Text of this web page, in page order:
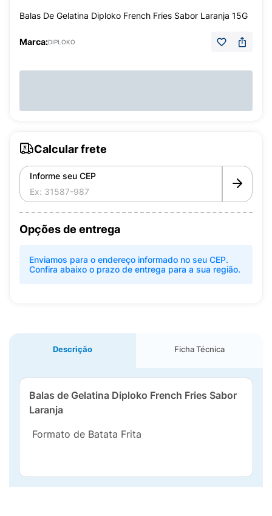
Balas De Gelatina Diploko French Fries Sabor Laranja 15G
Marca:DIPLOKO
Calcular frete
Informe seu CEP
Opções de entrega
Enviamos para o endereço informado no seu CEP.
Confira abaixo o prazo de entrega para a sua região.
Descrição Ficha Técnica
Balas de Gelatina Diploko French Fries Sabor
Laranja
Formato de Batata Frita